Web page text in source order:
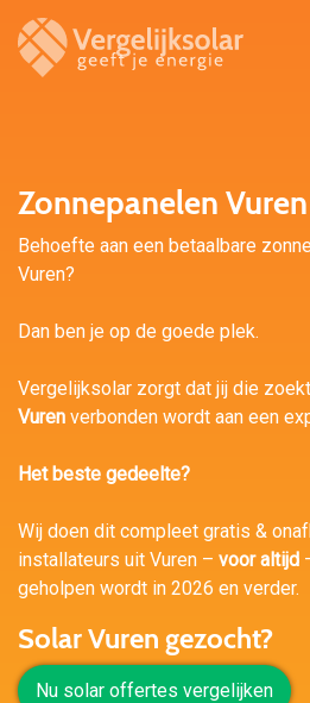
Zonnepanelen Vuren
Behoefte aan een betaalbare
Vuren?
Dan ben je op de goede plek.
Vergelijksolar zorgt dat jij die
Vuren verbonden wordt aan een
Het beste gedeelte?
Wij doen dit compleet gratis &
installateurs uit Vuren – voor altijd
geholpen wordt in 2026 en verder.
Solar Vuren gezocht?
Nu solar offertes vergelijken